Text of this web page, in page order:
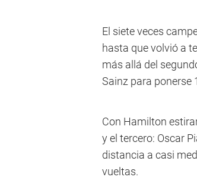
El siete veces
hasta que volvió a
más allá del
Sainz para ponerse
Con Hamilton
y el tercero: Oscar
distancia a casi
vueltas.